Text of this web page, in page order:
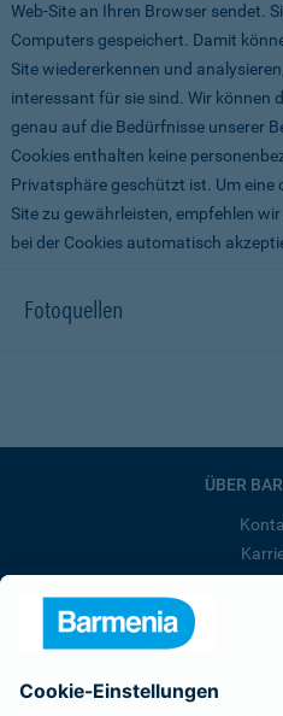
Web-Site an Ihren Browser sendet.
Computers gespeichert. Damit
Site wiedererkennen und
interessant für sie sind. Wir können
genau auf die Bedürfnisse unserer
Cookies enthalten keine
Privatsphäre geschützt ist. Um eine
Site zu gewährleisten, empfehlen
bei der Cookies automatisch
Fotoquellen
ÜBER
Barmenia ist Teil der